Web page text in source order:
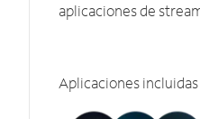
aplicaciones de
Aplicaciones incluidas